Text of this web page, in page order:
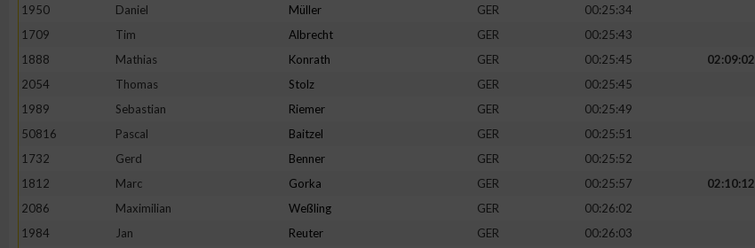
1950
Daniel Müller GER
00:25:34
1709
Tim Albrecht GER
00:25:43
1888
Mathias Konrath GER 00:25:45
02:09:02
2054
Thomas Stolz GER
00:25:45
1989
Sebastian Riemer GER
00:25:49
50816
Pascal Baitzel GER
00:25:51
1732
Gerd Benner GER
00:25:52
1812
Marc Gorka GER 00:25:57
02:10:12
2086
Maximilian Weßling GER
00:26:02
1984
Jan Reuter GER
00:26:03
Erstellung von Profilen zur Personalisierung von Inhalten
Verwendung von Profilen zur Auswahl personalisierter Inhalte